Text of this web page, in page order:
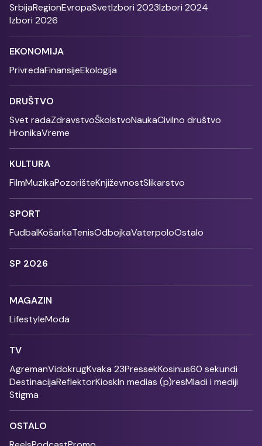
SrbijaRegionEvropaSvetIzbori 2023Izbori 2024
Izbori 2026
EKONOMIJA
PrivredaFinansijeEkologija
DRUŠTVO
Svet radaZdravstvoŠkolstvoNaukaCivilno društvo
HronikaVreme
KULTURA
FilmMuzikaPozorišteKnjiževnostSlikarstvo
SPORT
FudbalKošarkaTenisOdbojkaVaterpoloOstalo
SP 2026
MAGAZIN
LifestyleModa
TV
AgremanVidokrugKvaka 23PressekKosinus60 sekundi
DestinacijaReflektorKioskIn medias (p)resMladi i mediji
Stigma
OSTALO